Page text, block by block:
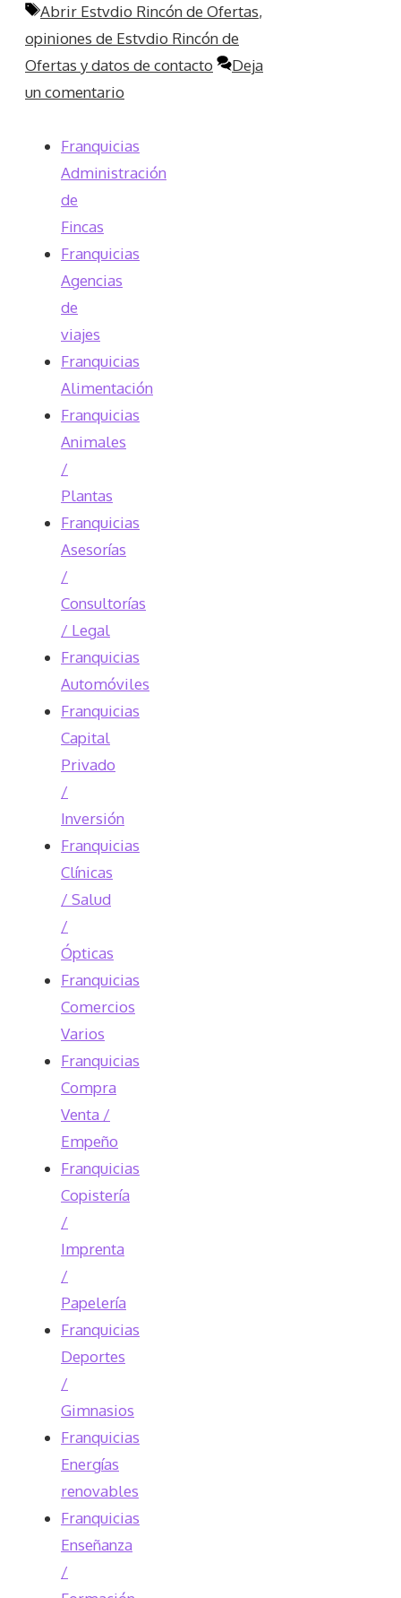
Etiquetas
Abrir Estvdio Rincón de Ofertas,
opiniones de Estvdio Rincón de
Ofertas y datos de contacto
Deja
un comentario
Franquicias
Administración
de
Fincas
Franquicias
Agencias
de
viajes
Franquicias
Alimentación
Franquicias
Animales
/
Plantas
Franquicias
Asesorías
/
Consultorías
/ Legal
Franquicias
Automóviles
Franquicias
Capital
Privado
/
Inversión
Franquicias
Clínicas
/ Salud
/
Ópticas
Franquicias
Comercios
Varios
Franquicias
Compra
Venta /
Empeño
Franquicias
Copistería
/
Imprenta
/
Papelería
Franquicias
Deportes
/
Gimnasios
Franquicias
Energías
renovables
Franquicias
Enseñanza
/